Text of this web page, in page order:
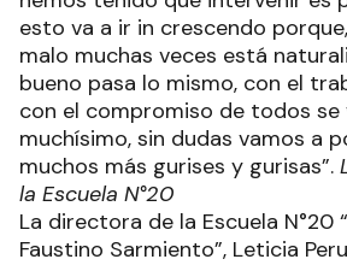
esto va a ir in crescendo
malo muchas veces está
bueno pasa lo mismo, con el
con el compromiso de todos se
muchísimo, sin dudas vamos a
muchos más gurises y gurisas”.
la Escuela N°20
La directora de la Escuela N°20
Faustino Sarmiento”, Leticia